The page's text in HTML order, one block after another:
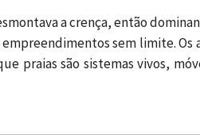
a crença, então
sem limite. Os
praias são sistemas vivos,